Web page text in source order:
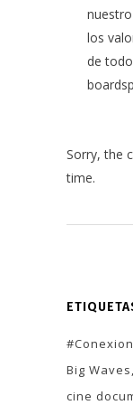
los
de
Sorry, the
time.
Big Waves
cine